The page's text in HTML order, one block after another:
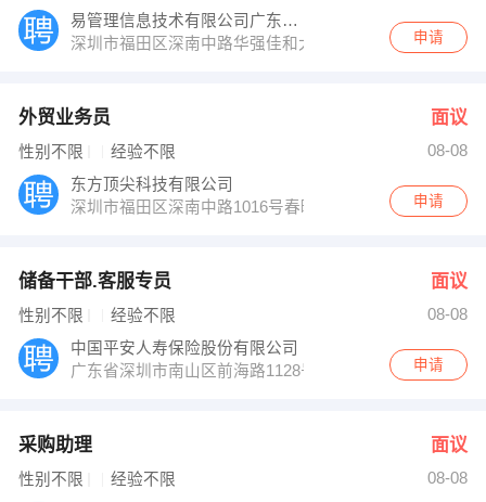
易管理信息技术有限公司广东省总代
深圳市福田区深南中路华强佳和大厦1809-1810室申请
外贸业务员 面议
性别不限 经验不限
08-08
东方顶尖科技有限公司
深圳市福田区深南中路1016号春晖苑甲单元12E申请
储备干部.客服专员 面议
性别不限 经验不限
08-08
中国平安人寿保险股份有限公司
广东省深圳市南山区前海路1128号南岗商务大厦801A
申请
采购助理 面议
性别不限 经验不限
08-08